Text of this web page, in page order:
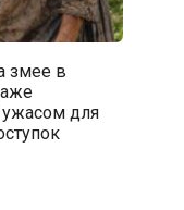
змее в
ужасом для